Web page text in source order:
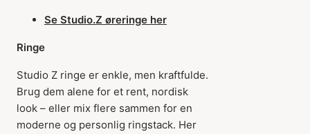
Se Studio.Z øreringe her
Ringe
Studio Z ringe er enkle, men kraftfulde.
Brug dem alene for et rent, nordisk
look – eller mix flere sammen for en
moderne og personlig ringstack. Her